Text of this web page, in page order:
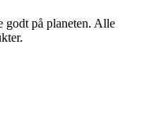
godt på planeten. Alle